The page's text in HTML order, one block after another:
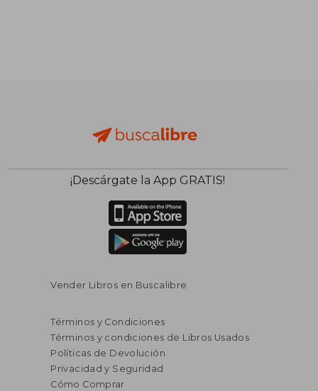
¡Descárgate la App GRATIS!
Vender Libros en Buscalibre
Términos y Condiciones
Términos y condiciones de Libros Usados
Políticas de Devolución
Privacidad y Seguridad
Cómo Comprar